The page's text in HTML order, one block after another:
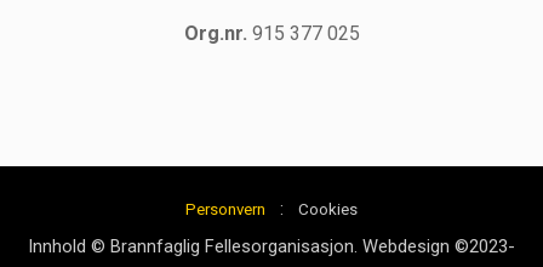
Org.nr. 915 377 025
Personvern : Cookies
Innhold © Brannfaglig Fellesorganisasjon. Webdesign ©2023-